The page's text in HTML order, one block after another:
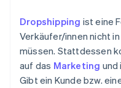
Dropshipping ist eine
Verkäufer/innen nicht
müssen. Stattdessen
auf das Marketing und
Gibt ein Kunde bzw.